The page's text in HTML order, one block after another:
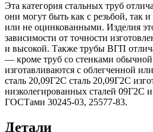
Эта категория стальных труб
они могут быть как с резьбой, так
или не оцинкованными. Изделия
зависимости от точности
и высокой. Также трубы ВГП
— кроме труб со стенками
изготавливаются с облегченной
сталь 20,09Г2С сталь 20,09Г2С
низколегированных сталей 09Г2С
ГОСТами 30245-03, 25577-83.
Детали